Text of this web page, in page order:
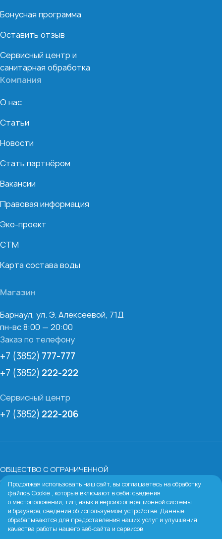
Бонусная программа
Оставить отзыв
Сервисный центр и
санитарная обработка
Компания
О нас
Статьи
Новости
Стать партнёром
Вакансии
Правовая информация
Эко-проект
СТМ
Карта состава воды
Магазин
Барнаул, ул. Э. Алексеевой, 71Д
пн-вс 8:00 — 20:00
Заказ по телефону
+7 (3852) 777-777
+7 (3852) 222-222
Сервисный центр
+7 (3852) 222-206
ОБЩЕСТВО С ОГРАНИЧЕННОЙ
ОТВЕТСТВЕННОСТЬЮ «БАРНАУЛЬСКАЯ ВОДЯНАЯ
КОМПАНИЯ»
ИНН:2224067213
Юридический адрес:656038, Алтайский край, г.
Барнаул, пр-кт Ленина, д. 54 в
Продолжая использовать наш сайт, вы соглашаетесь на обработку
файлов Cookie , которые включают в себя: сведения
о местоположении, тип, язык и версию операционной системы
и браузера, сведения об используемом устройстве. Данные
обрабатываются для предоставления наших услуг и улучшения
качества работы нашего веб-сайта и сервисов.